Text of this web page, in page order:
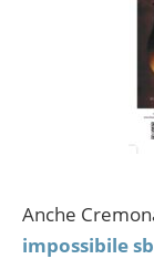
Anche
impossibile